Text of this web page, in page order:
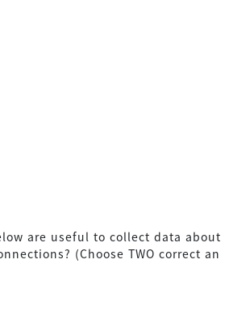
are useful to collect data about
(Choose TWO correct an